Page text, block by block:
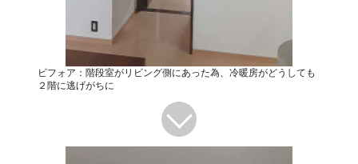
ビフォア：階段室がリビング側にあった為、冷暖房がどうしても
２階に逃げがちに